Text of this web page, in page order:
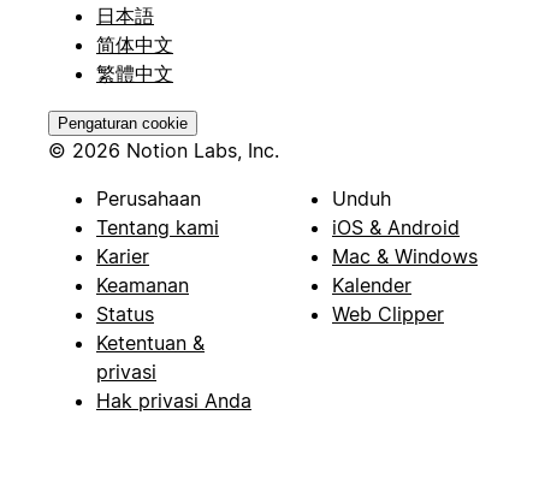
日本語
简体中文
繁體中文
Pengaturan cookie
© 2026 Notion Labs, Inc.
Perusahaan
Tentang kami
Karier
Keamanan
Status
Ketentuan &
privasi
Hak privasi Anda
Unduh
iOS & Android
Mac & Windows
Kalender
Web Clipper